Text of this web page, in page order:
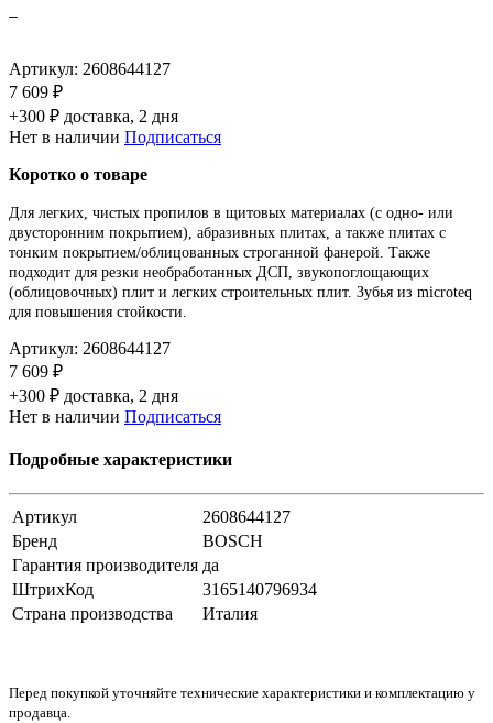
Артикул: 2608644127
7 609 ₽
+300 ₽ доставка, 2 дня
Нет в наличии Подписаться
Коротко о товаре
Для легких, чистых пропилов в щитовых материалах (с одно- или
двусторонним покрытием), абразивных плитах, а также плитах с
тонким покрытием/облицованных строганной фанерой. Также
подходит для резки необработанных ДСП, звукопоглощающих
(облицовочных) плит и легких строительных плит. Зубья из microteq
для повышения стойкости.
Артикул: 2608644127
7 609 ₽
+300 ₽ доставка, 2 дня
Нет в наличии Подписаться
Подробные характеристики
Артикул
2608644127
Бренд
BOSCH
Гарантия производителя да
ШтрихКод
3165140796934
Страна производства
Италия
Перед покупкой уточняйте технические характеристики и комплектацию у
продавца.